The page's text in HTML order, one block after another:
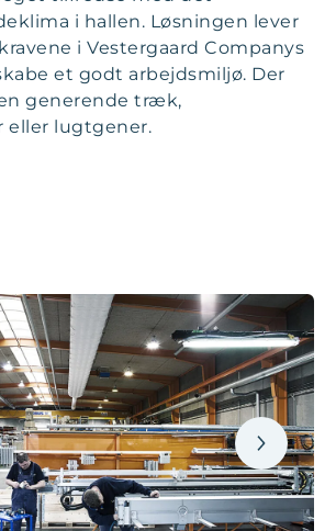
i hallen. Løsningen lever
i Vestergaard Companys
et godt arbejdsmiljø. Der
generende træk,
eller lugtgener.